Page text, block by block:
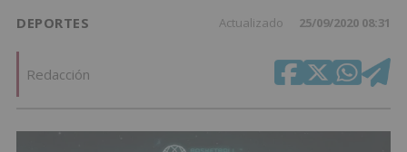
DEPORTES Actualizado 25/09/2020 08:31
Redacción